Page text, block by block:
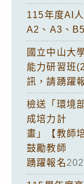
115年度AI
A2、A3、
國立中山大
能力研習班
訊，請踴躍
檢送「環境
成培力計
畫」【教師
鼓勵教師
踴躍報名